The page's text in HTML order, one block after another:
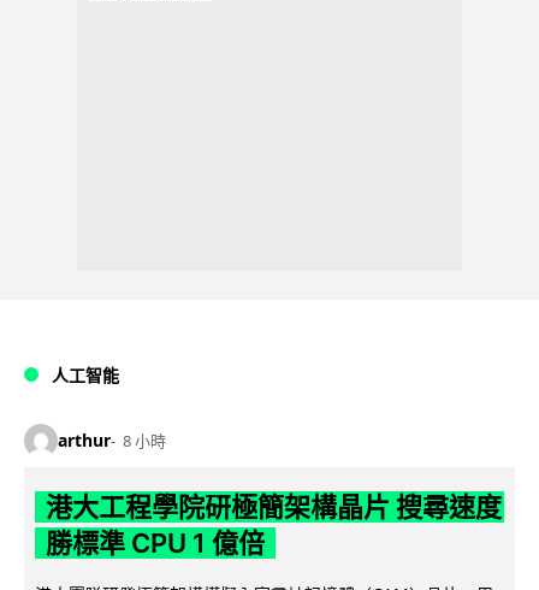
人工智能
arthur 8 小時
港大工程學院研極簡架構晶片 搜尋速度
勝標準 CPU 1 億倍